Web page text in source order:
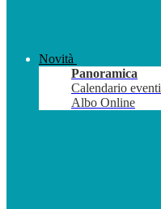
Novità
Panoramica
Calendario eventi
Albo Online